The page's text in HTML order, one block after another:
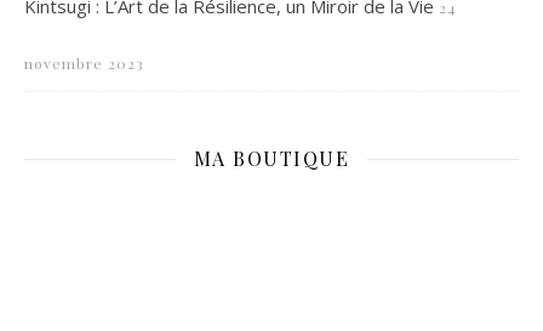
Kintsugi : L’Art de la Résilience, un Miroir de la Vie 24
novembre 2023
MA BOUTIQUE